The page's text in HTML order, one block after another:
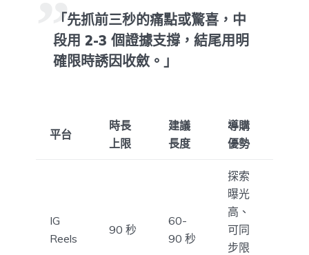
「先抓前三秒的痛點或驚喜，中
段用 2-3 個證據支撐，結尾用明
確限時誘因收斂。」
平台
時長
上限
建議
長度
導購
優勢
IG
Reels
90 秒
60-
90 秒
探索
曝光
高、
可同
步限